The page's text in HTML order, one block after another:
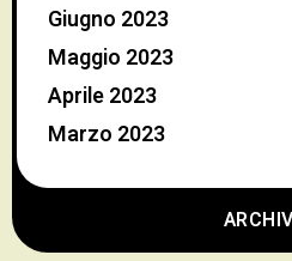
Giugno 2023
Maggio 2023
Aprile 2023
Marzo 2023